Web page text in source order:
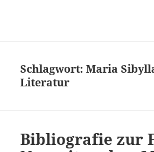
Schlagwort:Maria
Literatur
Bibliografie zur